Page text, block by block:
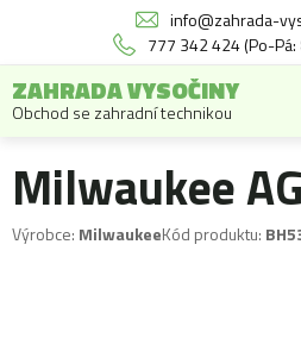
info@zahrada-
777 342 424 (Po-
ZAHRADA VYSOČINY
Obchod se zahradní technikou
Milwaukee
Výrobce: MilwaukeeKód produktu: